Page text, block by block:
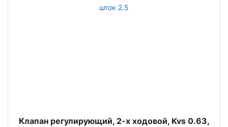
Клапан регулирующий, 2-х ходовой, Kvs 0.63,